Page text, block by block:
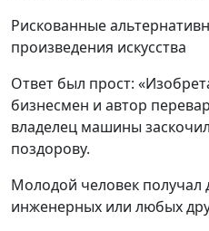
Рискованные
произведения искусства
Ответ был прост:
бизнесмен и автор
владелец машины
поздорову.
Молодой человек получал
инженерных или любых